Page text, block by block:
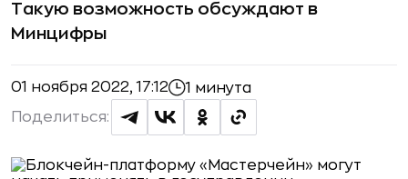
Такую возможность обсуждают в
Минцифры
01 ноября 2022, 17:12 1 минута
Поделиться: